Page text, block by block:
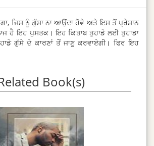
ਜਿਸ ਨੂੰ ਗੁੱਸਾ ਨਾ ਆਉਂਦਾ ਹੋਵੇ ਅਤੇ ਇਸ ਤੋਂ ਪ੍ਰੇਸ਼ਾਨ
ਹੈ ਇਹ ਪੁਸਤਕ। ਇਹ ਕਿਤਾਬ ਤੁਹਾਡੇ ਲਈ ਤੁਹਾਡਾ
ਗੁੱਸੇ ਦੇ ਕਾਰਣਾਂ ਤੋਂ ਜਾਣੂ ਕਰਵਾਏਗੀ। ਫਿਰ ਇਹ
ਬਣਕੇ ਤੁਹਾਡਾ ਮਾਰਗ-ਦਰਸ਼ਨ ਕਰੇਗੀ ਕਿ ਤੁਸੀਂ
ਕਿਵੇਂ-ਕਿਵੇਂ ਉਸ ਮੰਜ਼ਿਲ ਤੇ ਪਹੁੰਚਣਾ ਹੈ, ਜਿਸ ਮੰਜ਼ਲ ਦਾ
Book(s)